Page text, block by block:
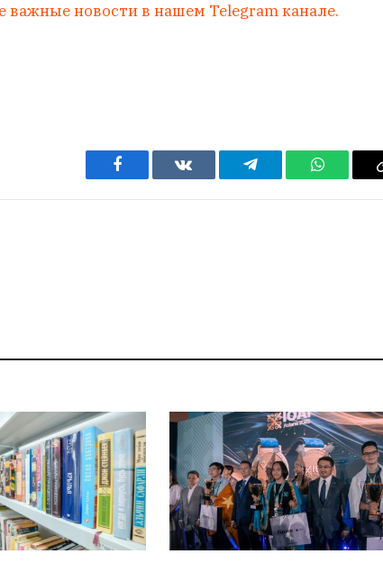
новости в нашем Telegram канале.
Facebook VKontakteTelegram